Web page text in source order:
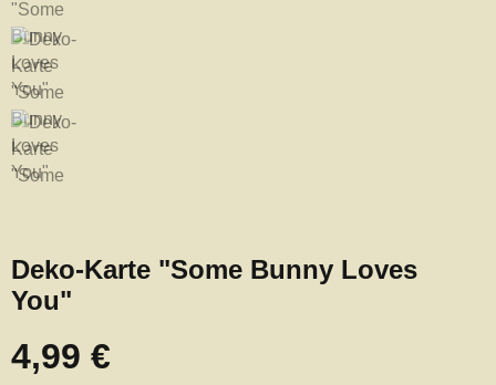
Deko-Karte "Some Bunny Loves
You"
Regulärer Preis:
4,99 €